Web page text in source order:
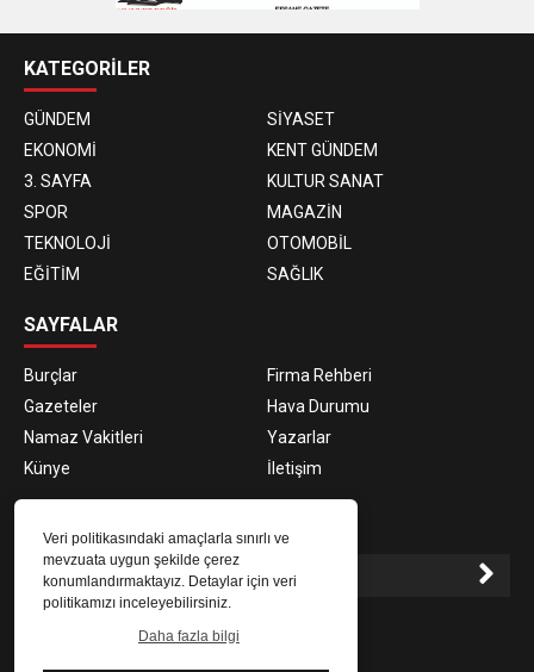
Veri politikasındaki amaçlarla sınırlı ve
mevzuata uygun şekilde çerez
konumlandırmaktayız. Detaylar için veri
politikamızı inceleyebilirsiniz.
Daha fazla bilgi
KATEGORİLER
GÜNDEM
SİYASET
EKONOMİ
KENT GÜNDEM
3. SAYFA
KULTUR SANAT
SPOR
MAGAZİN
TEKNOLOJİ
OTOMOBİL
EĞİTİM
SAĞLIK
SAYFALAR
Burçlar
Firma Rehberi
Gazeteler
Hava Durumu
Namaz Vakitleri
Yazarlar
Künye
İletişim